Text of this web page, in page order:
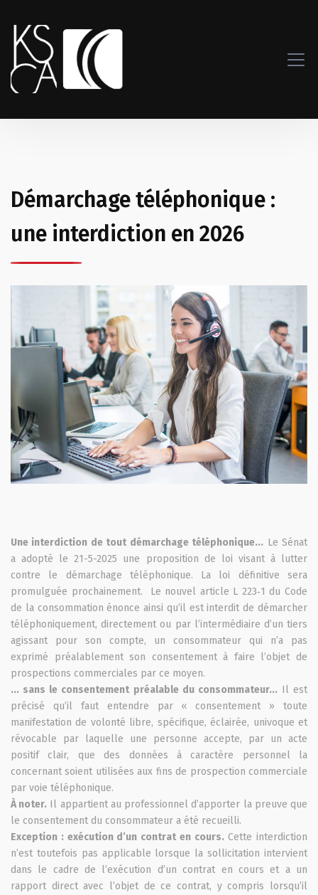
Démarchage téléphonique :
une interdiction en 2026
Une interdiction de tout démarchage téléphonique... Le Sénat
a adopté le 21-5-2025 une proposition de loi visant à lutter
contre le démarchage téléphonique. La loi définitive sera
promulguée prochainement. Le nouvel article L 223‑1 du Code
de la consommation énonce ainsi qu’il est interdit de démarcher
téléphoniquement, directement ou par l’intermédiaire d’un tiers
agissant pour son compte, un consommateur qui n’a pas
exprimé préalablement son consentement à faire l’objet de
prospections commerciales par ce moyen.
... sans le consentement préalable du consommateur...Il est
précisé qu’il faut entendre par « consentement » toute
manifestation de volonté libre, spécifique, éclairée, univoque et
révocable par laquelle une personne accepte, par un acte
positif clair, que des données à caractère personnel la
concernant soient utilisées aux fins de prospection commerciale
par voie téléphonique.
À noter. Il appartient au professionnel d’apporter la preuve que
le consentement du consommateur a été recueilli.
Exception : exécution d’un contrat en cours.Cette interdiction
n’est toutefois pas applicable lorsque la sollicitation intervient
dans le cadre de l’exécution d’un contrat en cours et a un
rapport direct avec l’objet de ce contrat, y compris lorsqu’il